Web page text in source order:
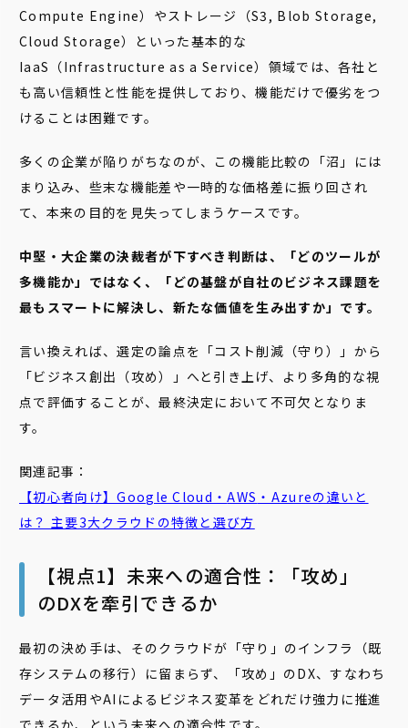
Compute Engine）やストレージ（S3, Blob Storage,
Cloud Storage）といった基本的な
IaaS（Infrastructure as a Service）領域では、各社と
も高い信頼性と性能を提供しており、機能だけで優劣をつ
けることは困難です。
多くの企業が陥りがちなのが、この機能比較の「沼」には
まり込み、些末な機能差や一時的な価格差に振り回され
て、本来の目的を見失ってしまうケースです。
中堅・大企業の決裁者が下すべき判断は、「どのツールが
多機能か」ではなく、「どの基盤が自社のビジネス課題を
最もスマートに解決し、新たな価値を生み出すか」です。
言い換えれば、選定の論点を「コスト削減（守り）」から
「ビジネス創出（攻め）」へと引き上げ、より多角的な視
点で評価することが、最終決定において不可欠となりま
す。
関連記事：
【初心者向け】Google Cloud・AWS ・Azureの違いと
は？ 主要3大クラウドの特徴と選び方
【視点1】未来への適合性：「攻め」
のDXを牽引できるか
最初の決め手は、そのクラウドが「守り」のインフラ（既
存システムの移行）に留まらず、「攻め」のDX、すなわち
データ活用やAIによるビジネス変革をどれだけ強力に推進
できるか、という未来への適合性です。